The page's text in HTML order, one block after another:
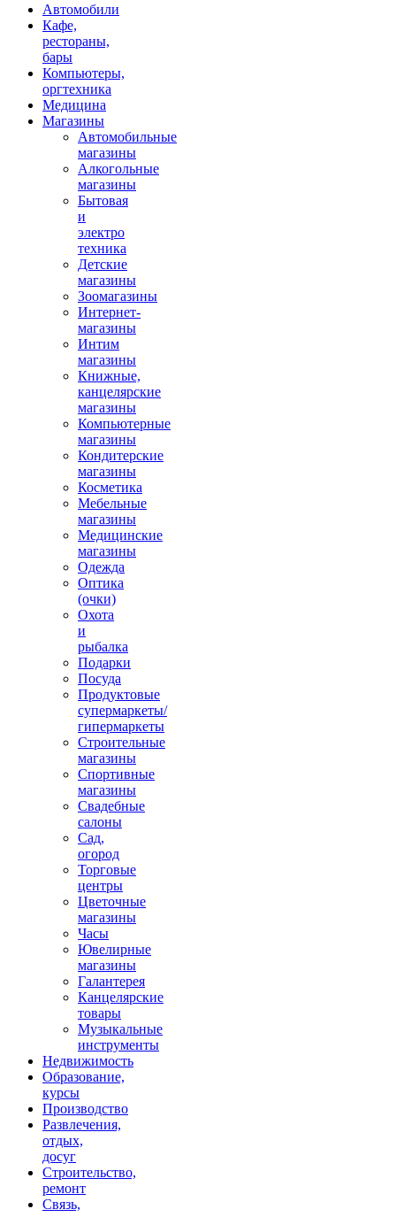
Автомобили
Кафе,
рестораны,
бары
Компьютеры,
оргтехника
Медицина
Магазины
Автомобильные
магазины
Алкогольные
магазины
Бытовая
и
электро
техника
Детские
магазины
Зоомагазины
Интернет-
магазины
Интим
магазины
Книжные,
канцелярские
магазины
Компьютерные
магазины
Кондитерские
магазины
Косметика
Мебельные
магазины
Медицинские
магазины
Одежда
Оптика
(очки)
Охота
и
рыбалка
Подарки
Посуда
Продуктовые
супермаркеты/
гипермаркеты
Строительные
магазины
Спортивные
магазины
Свадебные
салоны
Сад,
огород
Торговые
центры
Цветочные
магазины
Часы
Ювелирные
магазины
Галантерея
Канцелярские
товары
Музыкальные
инструменты
Недвижимость
Образование,
курсы
Производство
Развлечения,
отдых,
досуг
Строительство,
ремонт
Связь,